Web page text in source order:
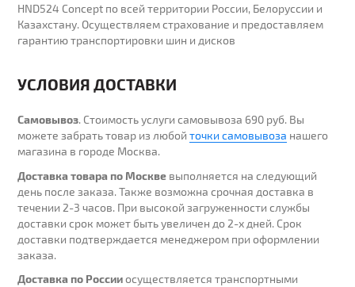
HND524 Concept по всей территории России, Белоруссии и
Казахстану. Осуществляем страхование и предоставляем
гарантию транспортировки шин и дисков
УСЛОВИЯ ДОСТАВКИ
Самовывоз. Стоимость услуги самовывоза 690 руб. Вы
можете забрать товар из любойточки самовывоза нашего
магазина в городе Москва.
Доставка товара по Москве выполняется на следующий
день после заказа. Также возможна срочная доставка в
течении 2-3 часов. При высокой загруженности службы
доставки срок может быть увеличен до 2-х дней. Cрок
доставки подтверждается менеджером при оформлении
заказа.
Доставка по Россииосуществляется транспортными